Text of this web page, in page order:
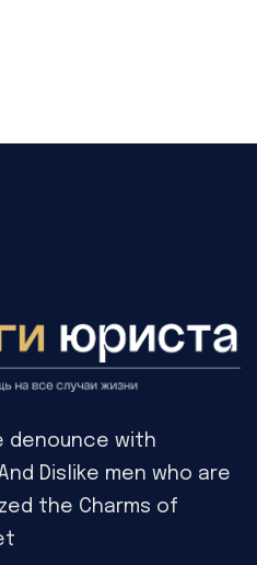
denounce with
Dislike men who are
the Charms of